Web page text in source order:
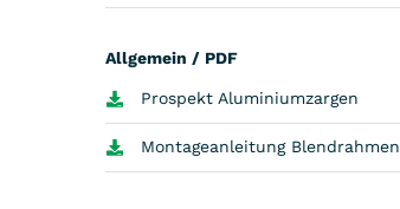
Allgemein / PDF
Prospekt Aluminiumzargen
Montageanleitung Blendrahmen